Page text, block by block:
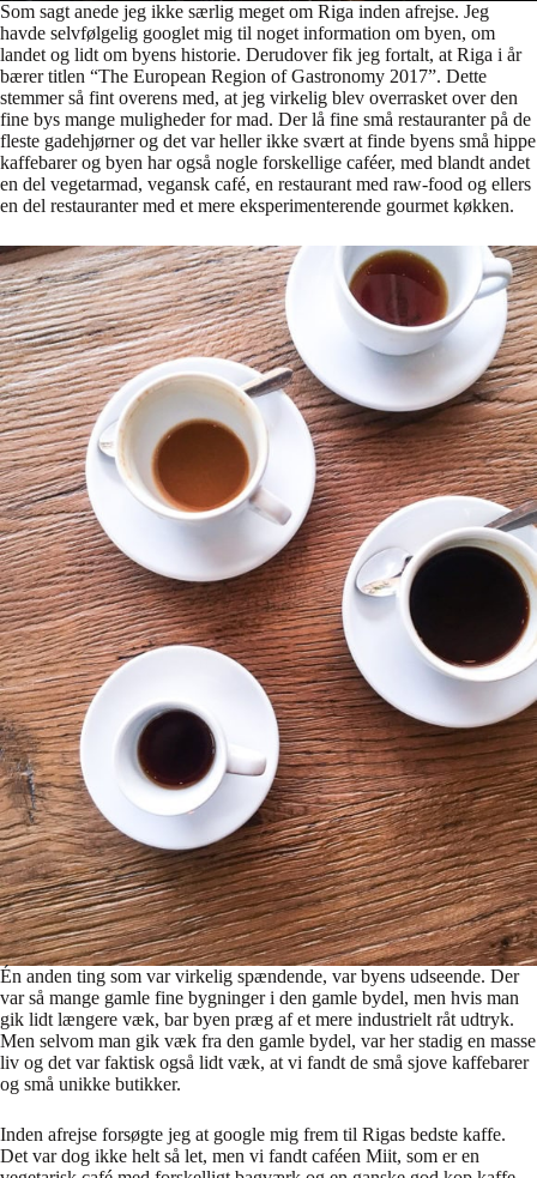
Som sagt anede jeg ikke særlig meget om Riga inden afrejse. Jeg
havde selvfølgelig googlet mig til noget information om byen, om
landet og lidt om byens historie. Derudover fik jeg fortalt, at Riga i år
bærer titlen “The European Region of Gastronomy 2017”. Dette
stemmer så fint overens med, at jeg virkelig blev overrasket over den
fine bys mange muligheder for mad. Der lå fine små restauranter på de
fleste gadehjørner og det var heller ikke svært at finde byens små hippe
kaffebarer og byen har også nogle forskellige caféer, med blandt andet
en del vegetarmad, vegansk café, en restaurant med raw-food og ellers
en del restauranter med et mere eksperimenterende gourmet køkken.
Én anden ting som var virkelig spændende, var byens udseende. Der
var så mange gamle fine bygninger i den gamle bydel, men hvis man
gik lidt længere væk, bar byen præg af et mere industrielt råt udtryk.
Men selvom man gik væk fra den gamle bydel, var her stadig en masse
liv og det var faktisk også lidt væk, at vi fandt de små sjove kaffebarer
og små unikke butikker.
Inden afrejse forsøgte jeg at google mig frem til Rigas bedste kaffe.
Det var dog ikke helt så let, men vi fandt caféen Miit, som er en